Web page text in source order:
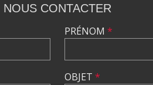
NOUS CONTACTER
PRÉNOM *
OBJET *